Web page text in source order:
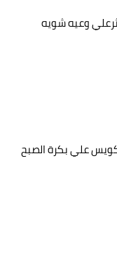
وعيه شويه
علي بكرة الصبح